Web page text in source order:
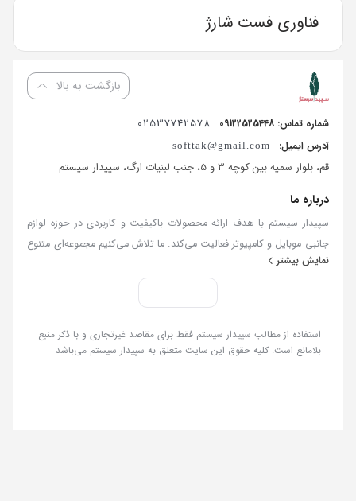
فناوری فست شارژ
بازگشت به بالا
شماره تماس: 09122525448 02537742578
آدرس ایمیل: softtak@gmail.com
قم، بلوار سمیه بین کوچه 3 و 5، جنب لبنیات ارگ، سپیدار سیستم
درباره ما
سپیدار سیستم با هدف ارائه محصولات باکیفیت و کاربردی در حوزه لوازم
جانبی موبایل و کامپیوتر فعالیت می‌کند. ما تلاش می‌کنیم مجموعه‌ای متنوع
از کالاهای به‌روز و استاندارد را فراهم کنیم تا تجربه‌ای مطمئن و رضایت‌بخش
از خرید آنلاین داشته باشید. در سپیدار سیستم، کیفیت کالا، قیمت منصفانه
و پاسخگویی مسئولانه سه اصل مهم ما هستند. تمامی سفارش‌ها در
کوتاه‌ترین زمان ممکن پردازش و ارسال می‌شوند و تیم پشتیبانی ما آماده
پاسخگویی به سوالات و پیگیری درخواست‌های شماست. با سپیدار سیستم،
نمایش بیشتر
استفاده از مطالب سپیدار سیستم فقط برای مقاصد غیرتجاری و با ذکر منبع
بلامانع است. کلیه حقوق این سایت متعلق به سپیدار سیستم می‌باشد